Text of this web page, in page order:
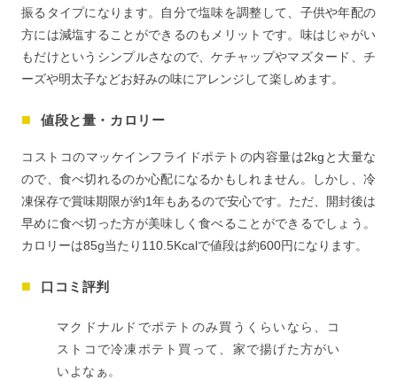
振るタイプになります。自分で塩味を調整して、子供や年配の
方には減塩することができるのもメリットです。味はじゃがい
もだけというシンプルさなので、ケチャップやマズタード、チ
ーズや明太子などお好みの味にアレンジして楽しめます。
値段と量・カロリー
コストコのマッケインフライドポテトの内容量は2kgと大量な
ので、食べ切れるのか心配になるかもしれません。しかし、冷
凍保存で賞味期限が約1年もあるので安心です。ただ、開封後は
早めに食べ切った方が美味しく食べることができるでしょう。
カロリーは85g当たり110.5Kcalで値段は約600円になります。
口コミ評判
マクドナルドでポテトのみ買うくらいなら、コ
ストコで冷凍ポテト買って、家で揚げた方がい
いよなぁ。